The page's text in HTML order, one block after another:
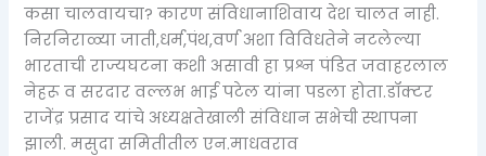
कसा चालवायचा? कारण संविधानाशिवाय देश चालत नाही.
निरनिराळ्या जाती,धर्म,पंथ,वर्ण अशा विविधतेने नटलेल्या
भारताची राज्यघटना कशी असावी हा प्रश्न पंडित जवाहरलाल
नेहरू व सरदार वल्लभ भाई पटेल यांना पडला होता.डॉक्टर
राजेंद्र प्रसाद यांचे अध्यक्षतेखाली संविधान सभेची स्थापना
झाली. मसुदा समितीतील एन.माधवराव